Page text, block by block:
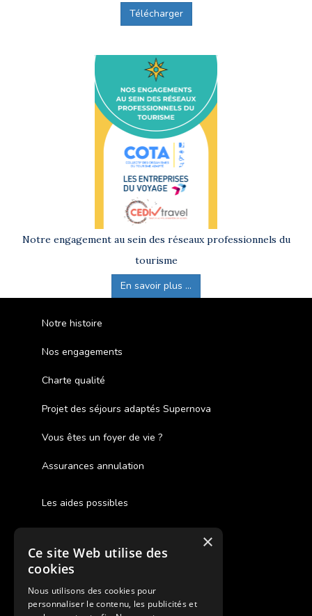
Télécharger
Notre engagement au sein des réseaux professionnels du
tourisme
En savoir plus ...
Notre histoire
Nos engagements
Charte qualité
Projet des séjours adaptés Supernova
Vous êtes un foyer de vie ?
Assurances annulation
Les aides possibles
Cash Back
Pour les fratries
Facebook Supernova
×
Ce site Web utilise des
cookies
Nous utilisons des cookies pour
personnaliser le contenu, les publicités et